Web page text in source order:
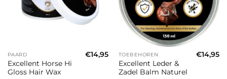
PAARD
Excellent Horse Hi
Gloss Hair Wax
€14,95 TOEBEHOREN
Excellent Leder &
Zadel Balm Naturel
€14,95